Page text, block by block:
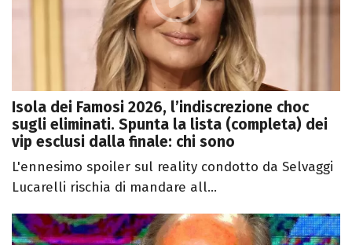
Isola dei Famosi 2026, l’indiscrezione choc
sugli eliminati. Spunta la lista (completa) dei
vip esclusi dalla finale: chi sono
L'ennesimo spoiler sul reality condotto da Selvaggi
Lucarelli rischia di mandare all...